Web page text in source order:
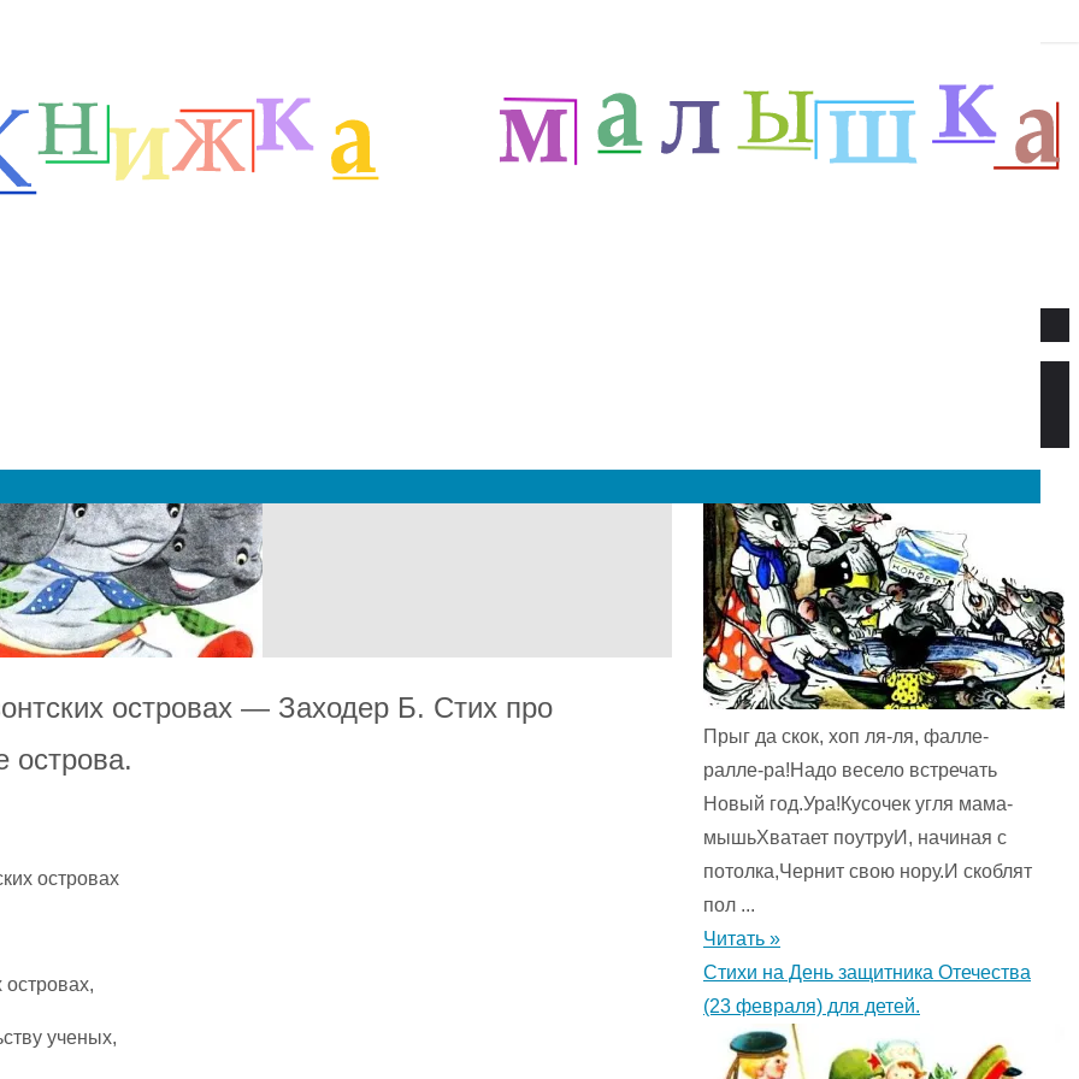
островах — Заходер Б. Стих про
острова.
островах
островах,
ученых,
Прыг да скок, хоп ля-ля, фалле-
ралле-ра!Надо весело встречать
Новый год.Ура!Кусочек угля мама-
мышьХватает поутруИ, начиная с
потолка,Чернит свою нору.И скоблят
пол ...
Читать »
Стихи на День защитника Отечества
(23 февраля) для детей.